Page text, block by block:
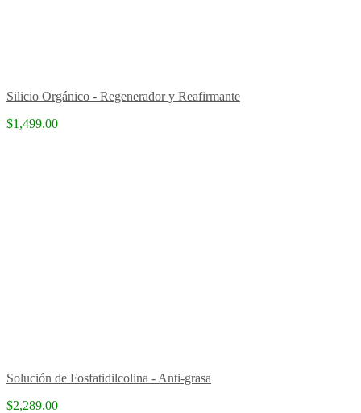
Silicio Orgánico - Regenerador y Reafirmante
$1,499.00
Solución de Fosfatidilcolina - Anti-grasa
$2,289.00